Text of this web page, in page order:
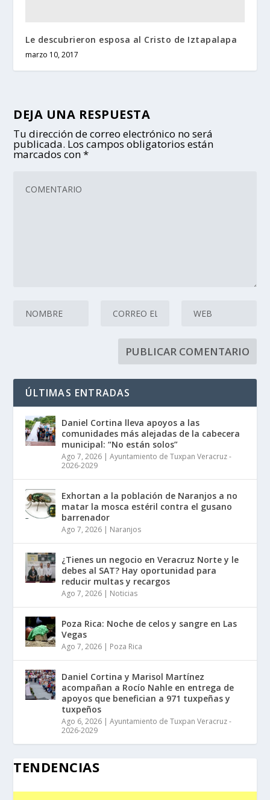
Le descubrieron esposa al Cristo de Iztapalapa
marzo 10, 2017
DEJA UNA RESPUESTA
Tu dirección de correo electrónico no será
publicada. Los campos obligatorios están
marcados con*
ÚLTIMAS ENTRADAS
Daniel Cortina lleva apoyos a las
comunidades más alejadas de la cabecera
municipal: “No están solos”
Ago 7, 2026 |Ayuntamiento de Tuxpan Veracruz -
2026-2029
Exhortan a la población de Naranjos a no
matar la mosca estéril contra el gusano
barrenador
Ago 7, 2026 | Naranjos
¿Tienes un negocio en Veracruz Norte y le
debes al SAT? Hay oportunidad para
reducir multas y recargos
Ago 7, 2026 | Noticias
Poza Rica: Noche de celos y sangre en Las
Vegas
Ago 7, 2026 | Poza Rica
Daniel Cortina y Marisol Martínez
acompañan a Rocío Nahle en entrega de
apoyos que benefician a 971 tuxpeñas y
tuxpeños
Ago 6, 2026 |Ayuntamiento de Tuxpan Veracruz -
2026-2029
TENDENCIAS